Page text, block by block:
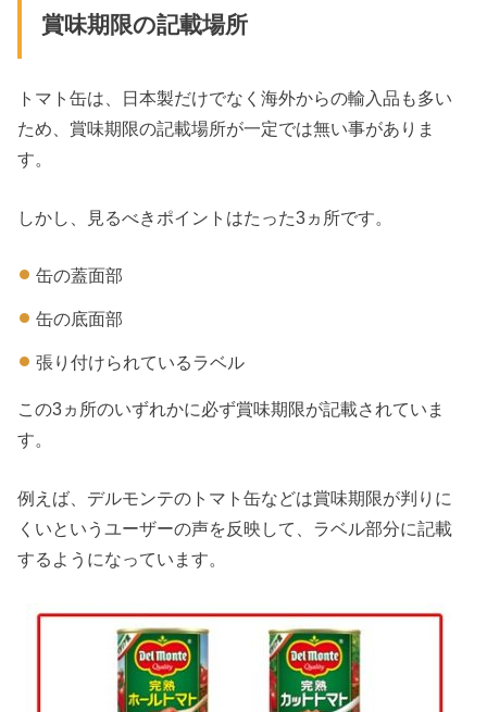
賞味期限の記載場所
トマト缶は、日本製だけでなく海外からの輸入品も多い
ため、賞味期限の記載場所が一定では無い事がありま
す。
しかし、見るべきポイントはたった3ヵ所です。
缶の蓋面部
缶の底面部
張り付けられているラベル
この3ヵ所のいずれかに必ず賞味期限が記載されていま
す。
例えば、デルモンテのトマト缶などは賞味期限が判りに
くいというユーザーの声を反映して、ラベル部分に記載
するようになっています。